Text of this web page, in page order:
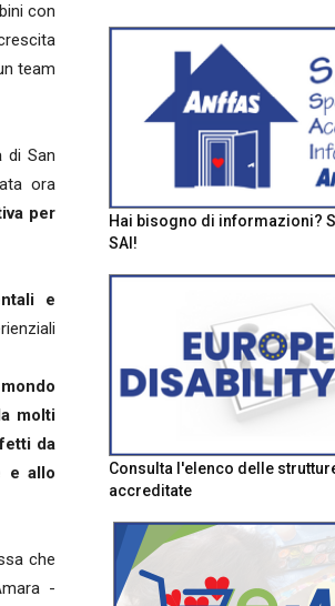
con
team
di San
ora
per
e
molti
da
e allo
che
-
Hai bisogno di informazioni?
SAI!
Consulta l'elenco delle
accreditate